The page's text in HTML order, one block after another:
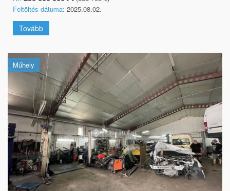
Feltöltés dátuma: 2025.08.02.
Tovább
Műhely